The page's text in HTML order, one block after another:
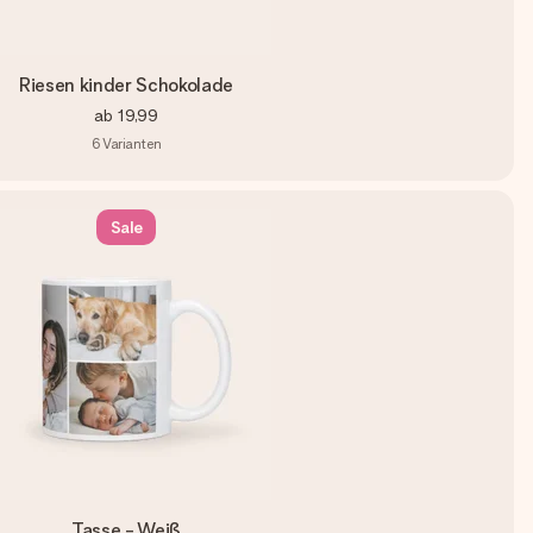
Riesen kinder Schokolade
ab 19,99
6Varianten
Sale